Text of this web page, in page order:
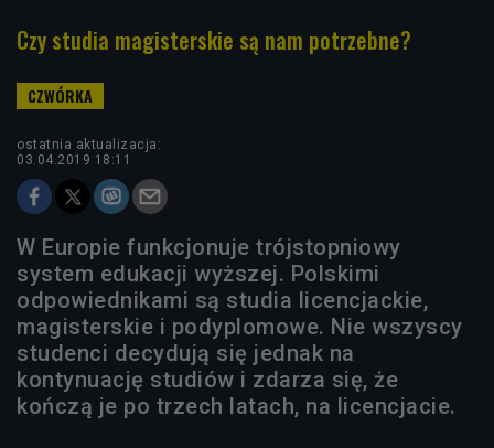
Czy studia magisterskie są nam potrzebne?
ostatnia aktualizacja:
03.04.2019 18:11
W Europie funkcjonuje trójstopniowy
system edukacji wyższej. Polskimi
odpowiednikami są studia licencjackie,
magisterskie i podyplomowe. Nie wszyscy
studenci decydują się jednak na
kontynuację studiów i zdarza się, że
kończą je po trzech latach, na licencjacie.